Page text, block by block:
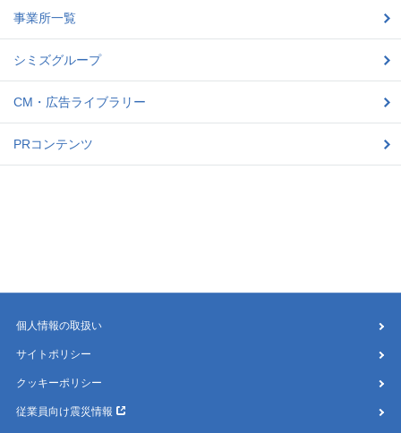
事業所一覧
シミズグループ
CM・広告ライブラリー
PRコンテンツ
個人情報の取扱い
サイトポリシー
クッキーポリシー
従業員向け震災情報